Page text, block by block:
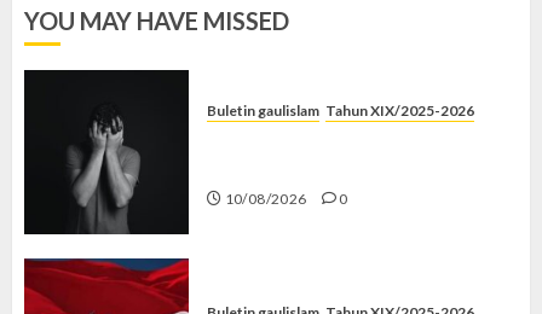
YOU MAY HAVE MISSED
Buletin gaulislam Tahun XIX/2025-2026
10/08/2026 0